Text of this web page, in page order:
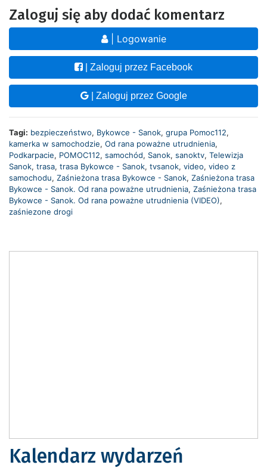
Zaloguj się aby dodać komentarz
| Logowanie
| Zaloguj przez Facebook
| Zaloguj przez Google
Tagi: bezpieczeństwo, Bykowce - Sanok, grupa Pomoc112,
kamerka w samochodzie, Od rana poważne utrudnienia,
Podkarpacie, POMOC112, samochód, Sanok, sanoktv, Telewizja
Sanok, trasa, trasa Bykowce - Sanok, tvsanok, video, video z
samochodu, Zaśnieżona trasa Bykowce - Sanok, Zaśnieżona trasa
Bykowce - Sanok. Od rana poważne utrudnienia, Zaśnieżona trasa
Bykowce - Sanok. Od rana poważne utrudnienia (VIDEO),
zaśniezone drogi
Kalendarz wydarzeń